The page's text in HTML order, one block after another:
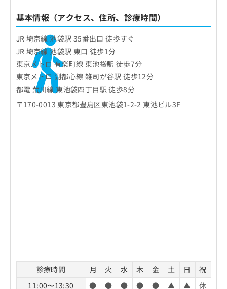
基本情報（アクセス、住所、診療時間）
JR 埼京線 池袋駅 35番出口 徒歩すぐ
JR 埼京線 池袋駅 東口 徒歩1分
東京メトロ 有楽町線 東池袋駅 徒歩7分
東京メトロ 副都心線 雑司が谷駅 徒歩12分
都電 荒川線 東池袋四丁目駅 徒歩8分
〒170-0013 東京都豊島区東池袋1-2-2 東池ビル3F
診療時間 月 火 水 木 金 土 日
祝
11:00〜13:30
● ● ● ● ● ▲ ▲
休